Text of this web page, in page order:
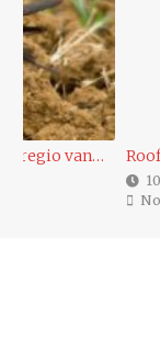
Roofvogels en
10 december
No Comment